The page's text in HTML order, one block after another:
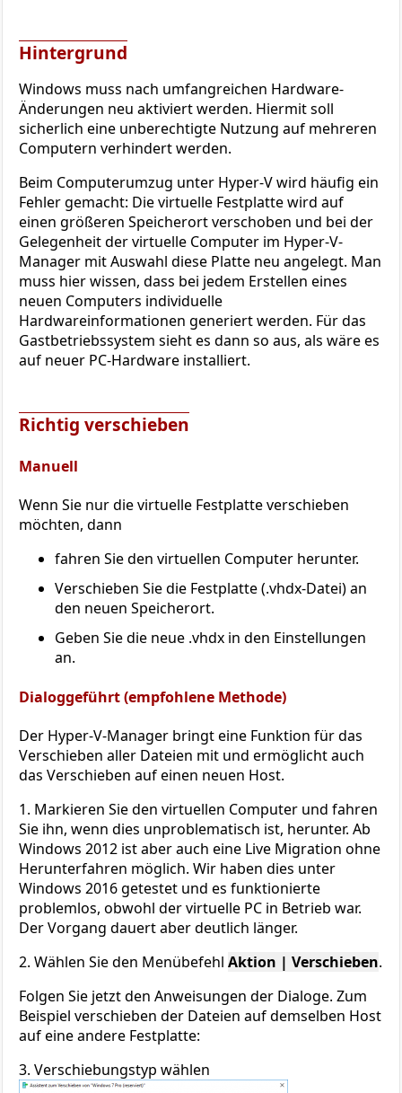
Hintergrund
Windows muss nach umfangreichen Hardware-
Änderungen neu aktiviert werden. Hiermit soll
sicherlich eine unberechtigte Nutzung auf mehreren
Computern verhindert werden.
Beim Computerumzug unter Hyper-V wird häufig ein
Fehler gemacht: Die virtuelle Festplatte wird auf
einen größeren Speicherort verschoben und bei der
Gelegenheit der virtuelle Computer im Hyper-V-
Manager mit Auswahl diese Platte neu angelegt. Man
muss hier wissen, dass bei jedem Erstellen eines
neuen Computers individuelle
Hardwareinformationen generiert werden. Für das
Gastbetriebssystem sieht es dann so aus, als wäre es
auf neuer PC-Hardware installiert.
Richtig verschieben
Manuell
Wenn Sie nur die virtuelle Festplatte verschieben
möchten, dann
fahren Sie den virtuellen Computer herunter.
Verschieben Sie die Festplatte (.vhdx-Datei) an
den neuen Speicherort.
Geben Sie die neue .vhdx in den Einstellungen
an.
Dialoggeführt (empfohlene Methode)
Der Hyper-V-Manager bringt eine Funktion für das
Verschieben aller Dateien mit und ermöglicht auch
das Verschieben auf einen neuen Host.
1. Markieren Sie den virtuellen Computer und fahren
Sie ihn, wenn dies unproblematisch ist, herunter. Ab
Windows 2012 ist aber auch eine Live Migration ohne
Herunterfahren möglich. Wir haben dies unter
Windows 2016 getestet und es funktionierte
problemlos, obwohl der virtuelle PC in Betrieb war.
Der Vorgang dauert aber deutlich länger.
2. Wählen Sie den Menübefehl Aktion | Verschieben.
Folgen Sie jetzt den Anweisungen der Dialoge. Zum
Beispiel verschieben der Dateien auf demselben Host
auf eine andere Festplatte:
3. Verschiebungstyp wählen